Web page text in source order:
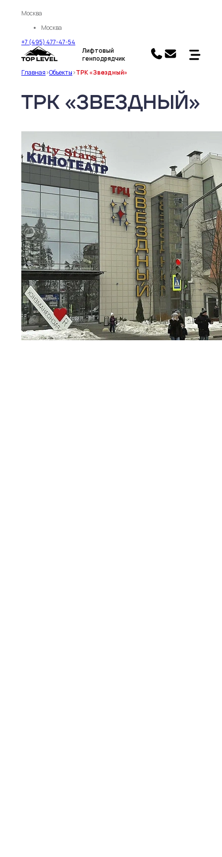
Москва
Москва
+7 (495) 477-47-54
Лифтовый
генподрядчик
Главная>Объекты>ТРК «Звездный»
ТРК «ЗВЕЗДНЫЙ»